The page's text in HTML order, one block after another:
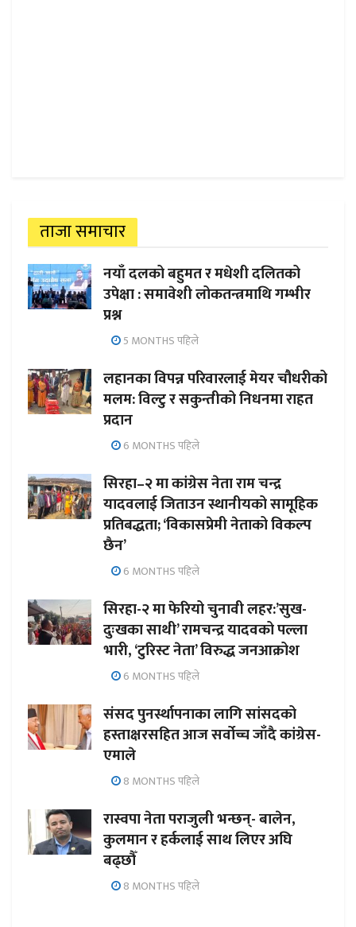
ताजा समाचार
नयाँ दलको बहुमत र मधेशी दलितको
उपेक्षा : समावेशी लोकतन्त्रमाथि गम्भीर
प्रश्न
5 MONTHS पहिले
लहानका विपन्न परिवारलाई मेयर चौधरीको
मलम: विल्टु र सकुन्तीको निधनमा राहत
प्रदान
6 MONTHS पहिले
सिरहा–२ मा कांग्रेस नेता राम चन्द्र
यादवलाई जिताउन स्थानीयको सामूहिक
प्रतिबद्धता; ‘विकासप्रेमी नेताको विकल्प
छैन’
6 MONTHS पहिले
सिरहा-२ मा फेरियो चुनावी लहर:’सुख-
दुःखका साथी’ रामचन्द्र यादवको पल्ला
भारी, ‘टुरिस्ट नेता’ विरुद्ध जनआक्रोश
6 MONTHS पहिले
संसद पुनर्स्थापनाका लागि सांसदको
हस्ताक्षरसहित आज सर्वोच्च जाँदै कांग्रेस-
एमाले
8 MONTHS पहिले
रास्वपा नेता पराजुली भन्छन्- बालेन,
कुलमान र हर्कलाई साथ लिएर अघि
बढ्छौँ
8 MONTHS पहिले